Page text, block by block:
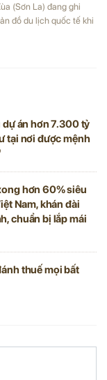
(Sơn La) đang ghi
đồ du lịch quốc tế khi
án hơn 7.300 tỷ
tại nơi được mệnh
hơn 60% siêu
Nam, khán đài
chuẩn bị lắp mái
thuế mọi bất